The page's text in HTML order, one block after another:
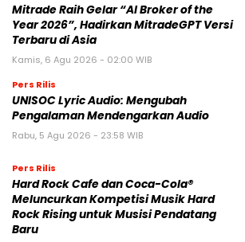
Mitrade Raih Gelar “AI Broker of the
Year 2026”, Hadirkan MitradeGPT Versi
Terbaru di Asia
Kamis, 6 Agu 2026 - 02:00 WIB
Pers Rilis
UNISOC Lyric Audio: Mengubah
Pengalaman Mendengarkan Audio
Rabu, 5 Agu 2026 - 23:58 WIB
Pers Rilis
Hard Rock Cafe dan Coca-Cola®
Meluncurkan Kompetisi Musik Hard
Rock Rising untuk Musisi Pendatang
Baru